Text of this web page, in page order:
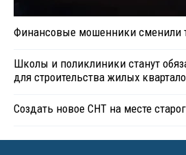
Финансовые мошенники сменили
Школы и поликлиники станут
для строительства жилых
Создать новое СНТ на месте